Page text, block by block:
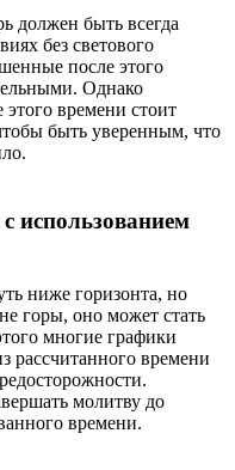
должен быть всегда
без светового
после этого
Однако
этого времени стоит
быть уверенным, что
использованием
ниже горизонта, но
горы, оно может стать
многие графики
времени
молитву до
времени.